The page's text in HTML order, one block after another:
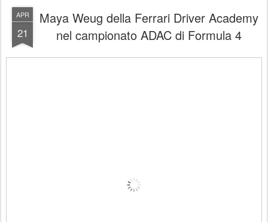
APR
21
Maya Weug della Ferrari Driver Academy
nel campionato ADAC di Formula 4